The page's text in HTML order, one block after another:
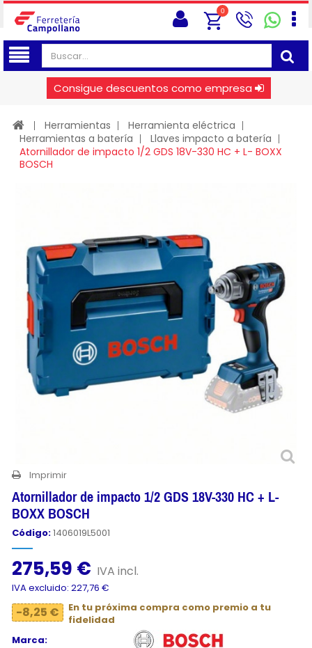
0
Consigue descuentos como empresa
Herramientas
Herramienta eléctrica
Herramientas a batería
Llaves impacto a batería
Atornillador de impacto 1/2 GDS 18V-330 HC + L- BOXX
BOSCH
Imprimir
Atornillador de impacto 1/2 GDS 18V-330 HC + L-
BOXX BOSCH
Código:1406019L5001
275,59 € IVA incl.
IVA excluido: 227,76 €
-8,25 €
En tu próxima compra como premio a tu
fidelidad
Marca: